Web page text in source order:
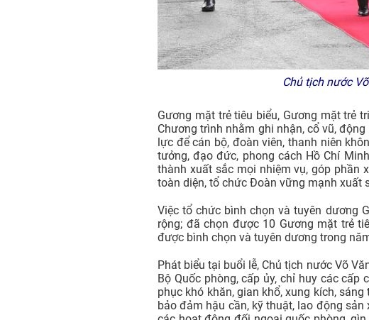
Chủ tịch nước
Gương mặt trẻ tiêu biểu, Gương mặt trẻ
Chương trình nhằm ghi nhận, cổ vũ,
lực để cán bộ, đoàn viên, thanh niên
tưởng, đạo đức, phong cách Hồ Chí
thành xuất sắc mọi nhiệm vụ, góp phần
toàn diện, tổ chức Đoàn vững mạnh xuất
Việc tổ chức bình chọn và tuyên dương
rộng; đã chọn được 10 Gương mặt trẻ
được bình chọn và tuyên dương trong
Phát biểu tại buổi lễ, Chủ tịch nước Võ
Bộ Quốc phòng, cấp ủy, chỉ huy các
phục khó khăn, gian khổ, xung kích,
bảo đảm hậu cần, kỹ thuật, lao động